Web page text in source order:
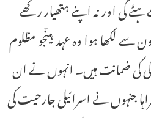
گی اور نہ اپنے ہتھیار رکھے
سے لکھا ہوا وہ عہد ہیںجو مظلوم
کی ضمانت ہیں۔ انہوں نے ان
جنہوں نے اسرائیلی جارحیت کی